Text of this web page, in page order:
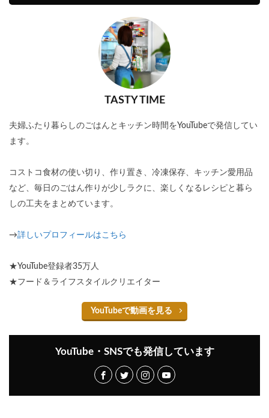
TASTY TIME
夫婦ふたり暮らしのごはんとキッチン時間をYouTubeで発信してい
ます。
コストコ食材の使い切り、作り置き、冷凍保存、キッチン愛用品
など、毎日のごはん作りが少しラクに、楽しくなるレシピと暮ら
しの工夫をまとめています。
→詳しいプロフィールはこちら
★YouTube登録者35万人
★フード＆ライフスタイルクリエイター
YouTubeで動画を見る
YouTube・SNSでも発信しています